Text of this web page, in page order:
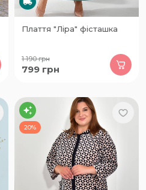
Плаття "Ліра" фісташка
1 190грн
799 грн
20%